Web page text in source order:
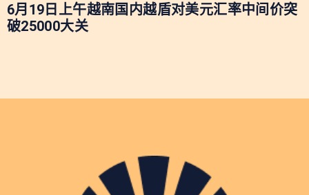
6月19日上午越南国内越盾对美元汇率中间价突
破25000大关